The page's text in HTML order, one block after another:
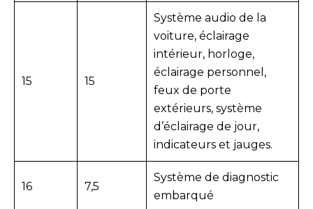
15 15
Système audio de la
voiture, éclairage
intérieur, horloge,
éclairage personnel,
feux de porte
extérieurs, système
d’éclairage de jour,
indicateurs et jauges.
16 7,5
Système de diagnostic
embarqué